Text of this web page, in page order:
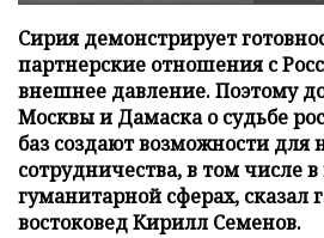
Сирия демонстрирует
партнерские отношения с
внешнее давление. Поэтому
Москвы и Дамаска о судьбе
баз создают возможности для
сотрудничества, в том числе
гуманитарной сферах, сказал
востоковед Кирилл Семенов.